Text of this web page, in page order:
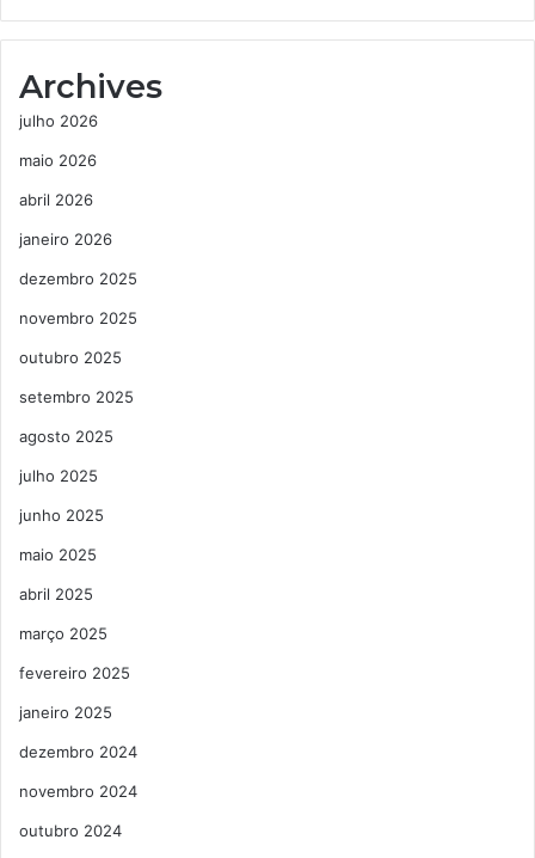
Archives
julho 2026
maio 2026
abril 2026
janeiro 2026
dezembro 2025
novembro 2025
outubro 2025
setembro 2025
agosto 2025
julho 2025
junho 2025
maio 2025
abril 2025
março 2025
fevereiro 2025
janeiro 2025
dezembro 2024
novembro 2024
outubro 2024